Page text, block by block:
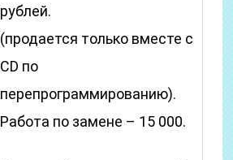
рублей.
(продается только вместе с
CD по
перепрограммированию).
Работа по замене – 15 000.